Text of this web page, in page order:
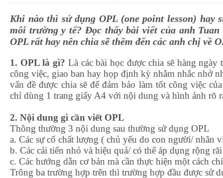
Khi nào thì sử dụng OPL (one point lesson) hay
môi trường y tế? Đọc thấy bài viết của anh
OPL rất hay nên chia sẽ thêm đến các anh chị về
1. OPL là gì? Là các bài học được chia sẽ hàng
công việc, giao ban hay họp định kỳ nhằm nhắc nhở
vấn đề được chia sẽ để đảm bảo làm tốt công việc
chỉ dùng 1 trang giấy A4 với nội dung và hình ảnh rõ
2. Nội dung gì cần viết OPL
Thông thường 3 nội dung sau thường sử dụng OPL
a. Các sự cố chất lượng ( chủ yếu do con người/ nhân
b. Các cải tiến nhỏ và hiệu quả/ có thể áp dụng rộng
c. Các hướng dẫn cơ bản mà cần thực hiện một cách
Trông ba trường hợp trên thì trường hợp đầu được sử